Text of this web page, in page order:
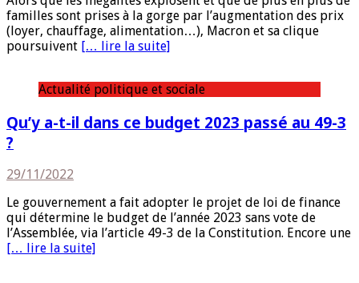
familles sont prises à la gorge par l’augmentation des prix
(loyer, chauffage, alimentation…), Macron et sa clique
poursuivent [… lire la suite]
Actualité politique et sociale
Qu’y a-t-il dans ce budget 2023 passé au 49-3
?
29/11/2022
Le gouvernement a fait adopter le projet de loi de finance
qui détermine le budget de l’année 2023 sans vote de
l’Assemblée, via l’article 49-3 de la Constitution. Encore une
[… lire la suite]